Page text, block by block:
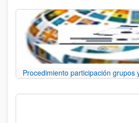
Procedimiento participación grupos